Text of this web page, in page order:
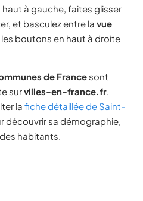
haut à gauche, faites glisser
et basculez entre la vue
les boutons en haut à droite
de France sont
survilles-en-france.fr.
la fiche détaillée de Saint-
découvrir sa démographie,
habitants.